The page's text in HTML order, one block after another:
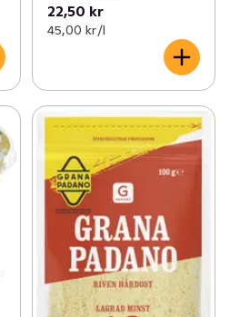
22,50 kr
45,00 kr /l